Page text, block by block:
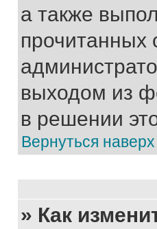
а также
прочитанных
выходом из
в решении
Вернуться наверх
» Как